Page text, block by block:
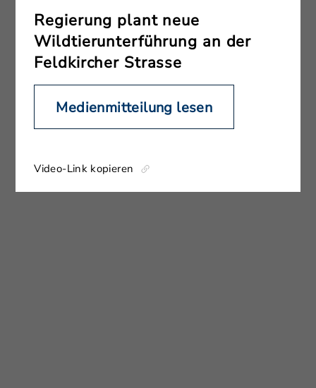
Regierung plant neue
Wildtierunterführung an der
Feldkircher Strasse
Medienmitteilung lesen
Video-Link kopieren